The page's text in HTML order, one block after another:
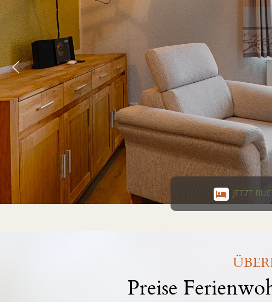
JETZT
Preise